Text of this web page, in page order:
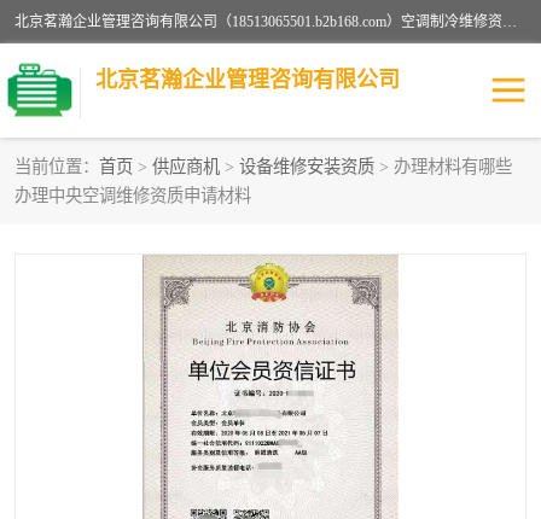
北京茗瀚企业管理咨询有限公司（18513065501.b2b168.com）空调制冷维修资质,油烟管道清洗资质,清洗行业资质公司秉承“顾客至上，锐意进缺的经营理念，我们提供高质量的产品，坚持“客户”的原则为广大客户提供贴心服务。如果你对公司的产品感兴趣，可以联系高经理，我们会用好的产品和服务让您满意。
北京茗瀚企业管理咨询有限公司
当前位置： 首页 > 供应商机 > 设备维修安装资质 > 办理材料有哪些
办理中央空调维修资质申请材料
烟道清洗资质
认证服务
防爆电气维修安装资质 空调制冷维修安装资质
矿用设备检修资质